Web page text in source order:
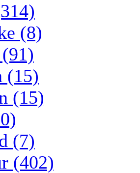
(8)
(15)
(15)
(7)
(402)